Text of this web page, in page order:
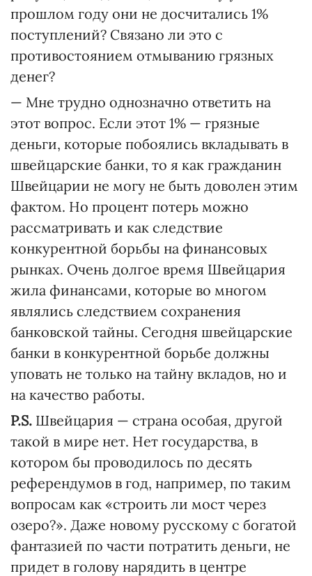
прошлом году они не досчитались 1%
поступлений? Связано ли это с
противостоянием отмыванию грязных
денег?
— Мне трудно однозначно ответить на
этот вопрос. Если этот 1% — грязные
деньги, которые побоялись вкладывать в
швейцарские банки, то я как гражданин
Швейцарии не могу не быть доволен этим
фактом. Но процент потерь можно
рассматривать и как следствие
конкурентной борьбы на финансовых
рынках. Очень долгое время Швейцария
жила финансами, которые во многом
являлись следствием сохранения
банковской тайны. Сегодня швейцарские
банки в конкурентной борьбе должны
уповать не только на тайну вкладов, но и
на качество работы.
P.S. Швейцария — страна особая, другой
такой в мире нет. Нет государства, в
котором бы проводилось по десять
референдумов в год, например, по таким
вопросам как «строить ли мост через
озеро?». Даже новому русскому с богатой
фантазией по части потратить деньги, не
придет в голову нарядить в центре